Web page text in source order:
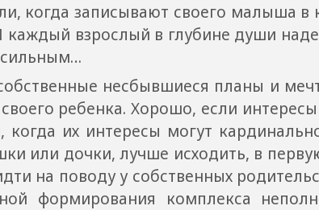
записывают своего малыша в
взрослый в глубине души
несбывшиеся планы и
ребенка. Хорошо, если
их интересы могут
или дочки, лучше исходить, в
на поводу у собственных
формирования комплекса